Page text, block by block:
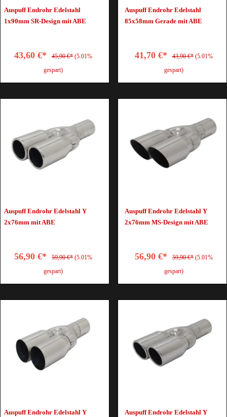
Auspuff Endrohr Edelstahl
1x90mm SR-Design mit ABE
43,60 €* 45,90 €* (5.01%
gespart)
Auspuff Endrohr Edelstahl
85x58mm Gerade mit ABE
41,70 €* 43,90 €* (5.01%
gespart)
Auspuff Endrohr Edelstahl Y
2x76mm mit ABE
56,90 €* 59,90 €* (5.01%
gespart)
Auspuff Endrohr Edelstahl Y
2x76mm MS-Design mit ABE
56,90 €* 59,90 €* (5.01%
gespart)
Auspuff Endrohr Edelstahl Y Auspuff Endrohr Edelstahl Y